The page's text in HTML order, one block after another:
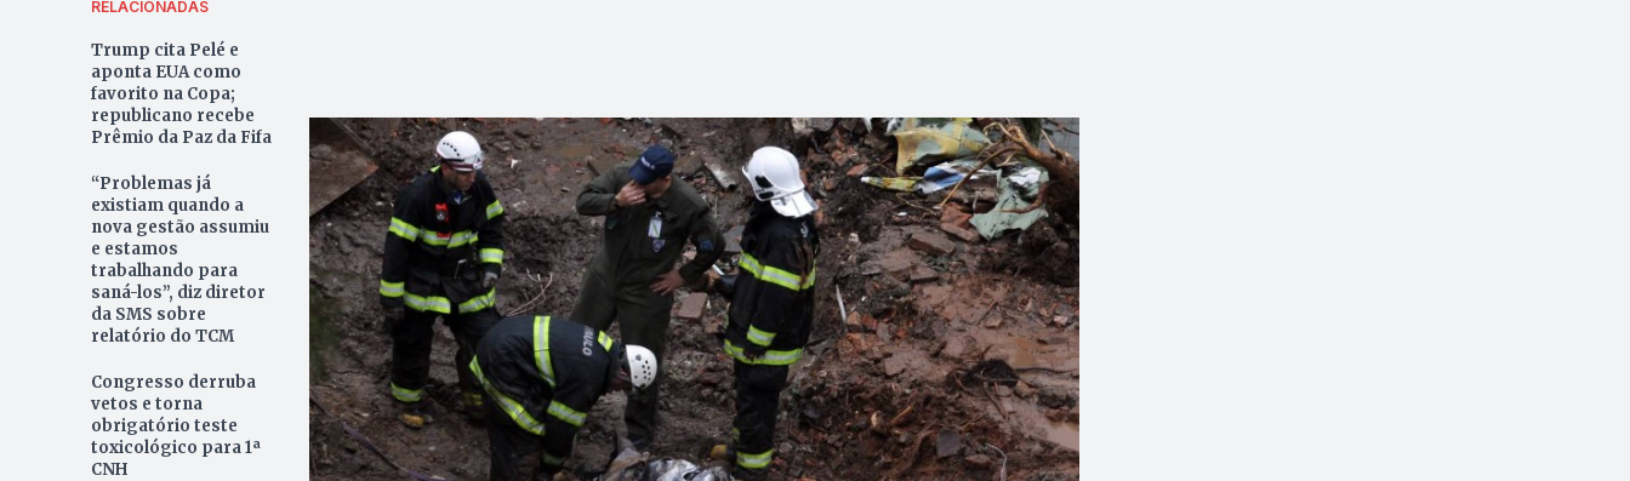
RELACIONADAS
Trump cita Pelé e
aponta EUA como
favorito na Copa;
republicano recebe
Prêmio da Paz da Fifa
“Problemas já
existiam quando a
nova gestão assumiu
e estamos
trabalhando para
saná-los”, diz diretor
da SMS sobre
relatório do TCM
Congresso derruba
vetos e torna
obrigatório teste
toxicológico para 1ª
CNH